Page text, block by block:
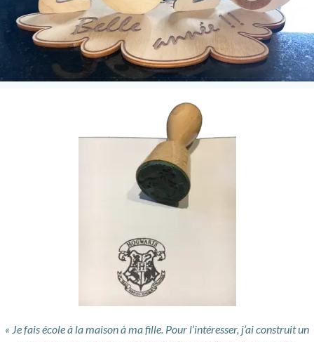
« Je fais école à la maison à ma fille. Pour l’intéresser, j’ai construit un